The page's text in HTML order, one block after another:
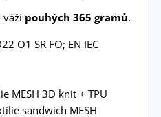
váží pouhých 365 gramů.
O1 SR FO; EN IEC
MESH 3D knit + TPU
sandwich MESH